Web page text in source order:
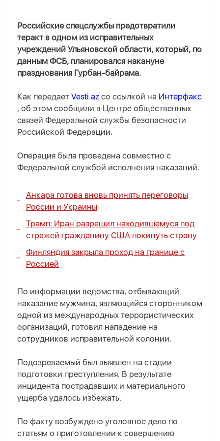
Российские спецслужбы предотвратили
теракт в одном из исправительных
учреждений Ульяновской области, который, по
данным ФСБ, планировался накануне
празднования Гурбан-байрама.
Как передает Vesti.az со ссылкой на Интерфакс
, об этом сообщили в Центре общественных
связей Федеральной службы безопасности
Российской Федерации.
Операция была проведена совместно с
Федеральной службой исполнения наказаний.
Анкара готова вновь принять переговоры
России и Украины
Трамп: Иран разрешил находившемуся под
стражей гражданину США покинуть страну
Финляндия закрыла проход на границе с
Россией
По информации ведомства, отбывающий
наказание мужчина, являющийся сторонником
одной из международных террористических
организаций, готовил нападение на
сотрудников исправительной колонии.
Подозреваемый был выявлен на стадии
подготовки преступления. В результате
инцидента пострадавших и материального
ущерба удалось избежать.
По факту возбуждено уголовное дело по
статьям о приготовлении к совершению